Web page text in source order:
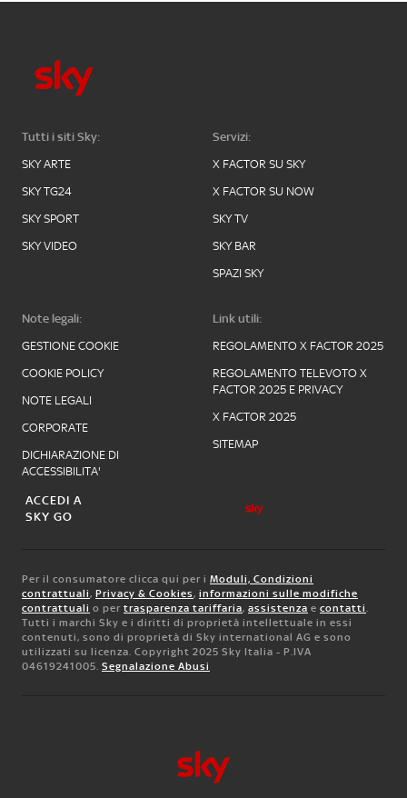
Tutti i siti Sky:
SKY ARTE
SKY TG24
SKY SPORT
SKY VIDEO
Servizi:
X FACTOR SU SKY
X FACTOR SU NOW
SKY TV
SKY BAR
SPAZI SKY
Note legali:
GESTIONE COOKIE
COOKIE POLICY
NOTE LEGALI
CORPORATE
DICHIARAZIONE DI
ACCESSIBILITA'
Link utili:
REGOLAMENTO X FACTOR 2025
REGOLAMENTO TELEVOTO X
FACTOR 2025 E PRIVACY
X FACTOR 2025
SITEMAP
ACCEDI A
SKY GO
Per il consumatore clicca qui per i Moduli, Condizioni
contrattuali, Privacy & Cookies, informazioni sulle modifiche
contrattuali o per trasparenza tariffaria, assistenza e contatti.
Tutti i marchi Sky e i diritti di proprietà intellettuale in essi
contenuti, sono di proprietà di Sky international AG e sono
utilizzati su licenza. Copyright 2025 Sky Italia - P.IVA
04619241005. Segnalazione Abusi